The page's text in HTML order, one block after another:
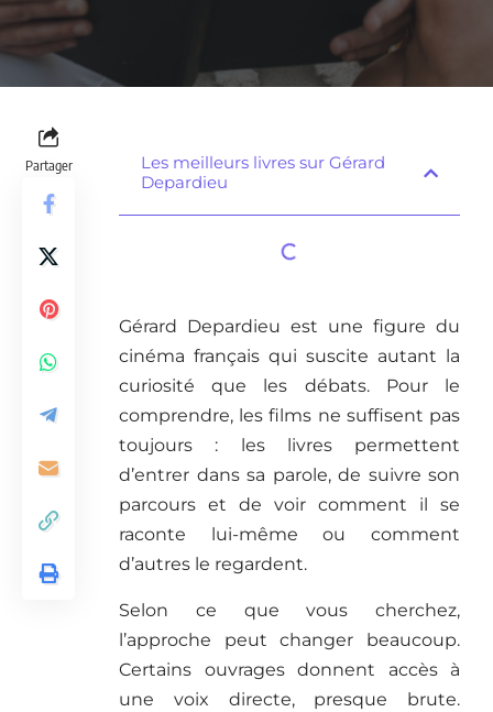
Partager
Les meilleurs livres sur Gérard
Depardieu
Gérard Depardieu est une figure du
cinéma français qui suscite autant la
curiosité que les débats. Pour le
comprendre, les films ne suffisent pas
toujours : les livres permettent
d’entrer dans sa parole, de suivre son
parcours et de voir comment il se
raconte lui-même ou comment
d’autres le regardent.
Selon ce que vous cherchez,
l’approche peut changer beaucoup.
Certains ouvrages donnent accès à
une voix directe, presque brute.